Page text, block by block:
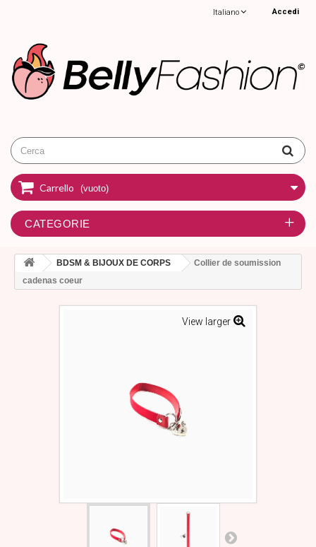
Accedi
Italiano
Carrello (vuoto)
CATEGORIE
BDSM & BIJOUX DE CORPS
Collier de soumission
cadenas coeur
View larger